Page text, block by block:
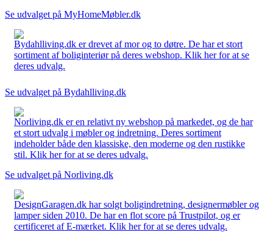
Se udvalget på MyHomeMøbler.dk
Bydahlliving.dk er drevet af mor og to døtre. De har et stort
sortiment af boliginteriør på deres webshop. Klik her for at se
deres udvalg.
Se udvalget på Bydahlliving.dk
Norliving.dk er en relativt ny webshop på markedet, og de har
et stort udvalg i møbler og indretning. Deres sortiment
indeholder både den klassiske, den moderne og den rustikke
stil. Klik her for at se deres udvalg.
Se udvalget på Norliving.dk
DesignGaragen.dk har solgt boligindretning, designermøbler og
lamper siden 2010. De har en flot score på Trustpilot, og er
certificeret af E-mærket. Klik her for at se deres udvalg.